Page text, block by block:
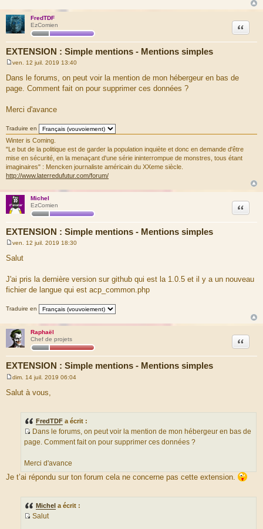
FredTDF
EzComien
EXTENSION : Simple mentions - Mentions simples
Citation
e
s
s
e
ven. 12 juil. 2019 13:40
Dans le forums, on peut voir la mention de mon hébergeur en bas de
page. Comment fait on pour supprimer ces données ?
Merci d'avance
Traduire en
Winter is Coming.
"Le but de la politique est de garder la population inquiète et donc en demande d'être
mise en sécurité, en la menaçant d'une série ininterrompue de monstres, tous étant
imaginaires" : Mencken journaliste américain du XXeme siècle.
http://www.laterredufutur.com/forum/
Michel
EzComien
EXTENSION : Simple mentions - Mentions simples
Citation
e
s
a
g
e
ven. 12 juil. 2019 18:30
Salut
J'ai pris la dernière version sur github qui est la 1.0.5 et il y a un nouveau
fichier de langue qui est acp_common.php
Traduire en
Raphaël
Chef de projets
EXTENSION : Simple mentions - Mentions simples
Citation
e
s
dim. 14 juil. 2019 06:04
Salut à vous,
FredTDF a écrit :
S
u
c
d
u
Dans le forums, on peut voir la mention de mon hébergeur en bas de
page. Comment fait on pour supprimer ces données ?
Merci d'avance
Je t’ai répondu sur ton forum cela ne concerne pas cette extension.
Michel a écrit :
Salut